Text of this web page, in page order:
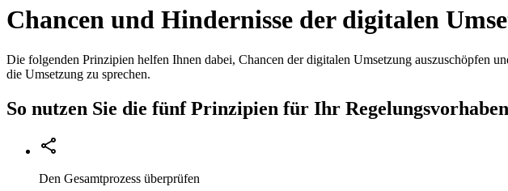
Chancen und Hindernisse der digitalen
Die folgenden Prinzipien helfen Ihnen dabei, Chancen der digitalen Umsetzung auszuschöpfen
die Umsetzung zu sprechen.
So nutzen Sie die fünf Prinzipien für Ihr Regelungsvorhaben
Den Gesamtprozess überprüfen